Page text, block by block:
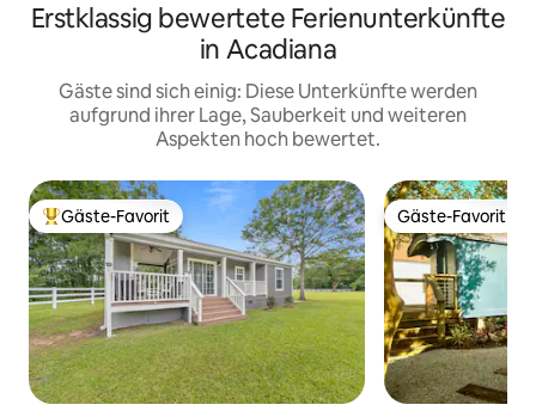
Erstklassig bewertete Ferienunterkünfte
in Acadiana
Gäste sind sich einig: Diese Unterkünfte werden
aufgrund ihrer Lage, Sauberkeit und weiteren
Aspekten hoch bewertet.
Beliebter Gäste-Favorit.
Gäste-Favorit Gäste-Favorit
Gäste-Favorit